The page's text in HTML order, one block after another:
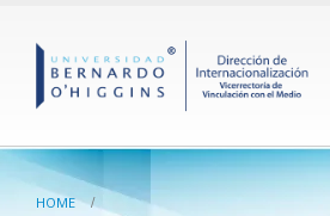
HOME